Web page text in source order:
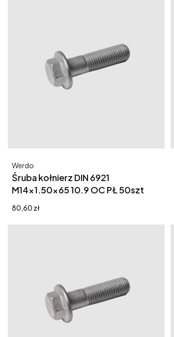
Śruba kołnierz DIN 6921
M14x1.50x65 10.9 OC PŁ 50szt
Producent
Werdo
Cena
80,60 zł